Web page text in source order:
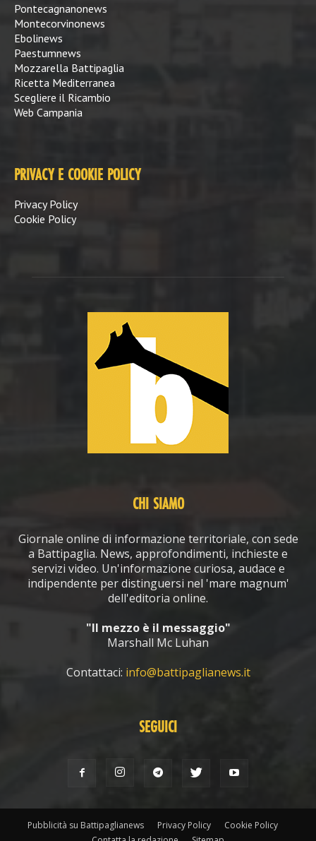
Pontecagnanonews
Montecorvinonews
Ebolinews
Paestumnews
Mozzarella Battipaglia
Ricetta Mediterranea
Scegliere il Ricambio
Web Campania
PRIVACY E COOKIE POLICY
Privacy Policy
Cookie Policy
CHI SIAMO
Giornale online di informazione territoriale, con sede
a Battipaglia. News, approfondimenti, inchieste e
servizi video. Un'informazione curiosa, audace e
indipendente per distinguersi nel 'mare magnum'
dell'editoria online.
"Il mezzo è il messaggio"
Marshall Mc Luhan
Contattaci: info@battipaglianews.it
SEGUICI
Pubblicità su Battipaglianews Privacy Policy
Cookie Policy